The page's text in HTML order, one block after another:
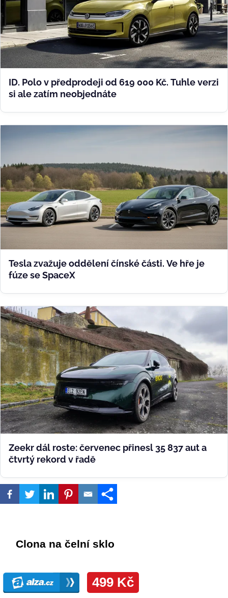
ID. Polo v předprodeji od 619 000 Kč. Tuhle verzi
si ale zatím neobjednáte
Tesla zvažuje oddělení čínské části. Ve hře je
fúze se SpaceX
Zeekr dál roste: červenec přinesl 35 837 aut a
čtvrtý rekord v řadě